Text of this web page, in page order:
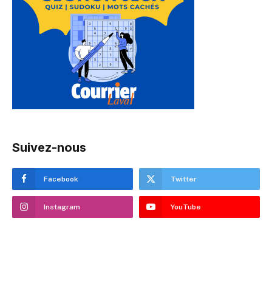
Suivez-nous
Facebook Twitter
Instagram YouTube